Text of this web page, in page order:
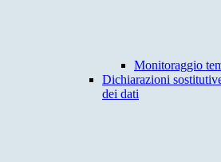
Monitoraggio
Dichiarazioni
dei dati